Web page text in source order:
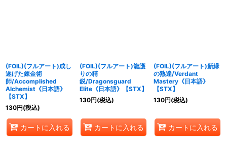
(FOIL)(フルアート)成し
遂げた錬金術
師/Accomplished
Alchemist《日本語》
【STX】
130円(税込)
カートに入れる
(FOIL)(フルアート)龍護
りの精
鋭/Dragonsguard
Elite《日本語》【STX】
130円(税込)
カートに入れる
(FOIL)(フルアート)新緑
の熟達/Verdant
Mastery《日本語》
【STX】
130円(税込)
カートに入れる